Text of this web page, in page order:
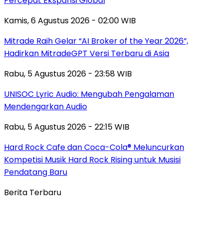
Kamis, 6 Agustus 2026 - 02:00 WIB
Mitrade Raih Gelar “AI Broker of the Year 2026”,
Hadirkan MitradeGPT Versi Terbaru di Asia
Rabu, 5 Agustus 2026 - 23:58 WIB
UNISOC Lyric Audio: Mengubah Pengalaman
Mendengarkan Audio
Rabu, 5 Agustus 2026 - 22:15 WIB
Hard Rock Cafe dan Coca-Cola® Meluncurkan
Kompetisi Musik Hard Rock Rising untuk Musisi
Pendatang Baru
Berita Terbaru